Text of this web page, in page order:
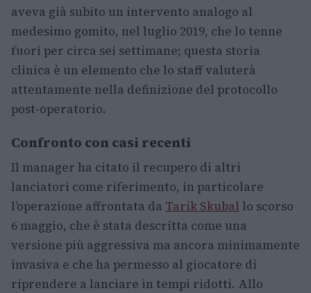
aveva già subito un intervento analogo al
medesimo gomito, nel luglio 2019, che lo tenne
fuori per circa sei settimane; questa storia
clinica è un elemento che lo staff valuterà
attentamente nella definizione del protocollo
post-operatorio.
Confronto con casi recenti
Il manager ha citato il recupero di altri
lanciatori come riferimento, in particolare
l’operazione affrontata da Tarik Skubal lo scorso
6 maggio, che è stata descritta come una
versione più aggressiva ma ancora minimamente
invasiva e che ha permesso al giocatore di
riprendere a lanciare in tempi ridotti. Allo